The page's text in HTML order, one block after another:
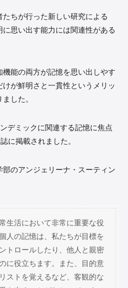
ちが行った新しい研究による
思い出す能力には関連性がある
能の両方が記憶を思い出しやす
けが鮮明さと一貫性というメリッ
した。
デミックに関連する記憶に焦点
に掲載されました。
のアンジェリーナ・スーティン
生活において非常に重要な役
人の記憶は、私たちが目標を
トロールしたり、他人と親密
に役立ちます。また、目的意
ストを覚えるなど、客観的な